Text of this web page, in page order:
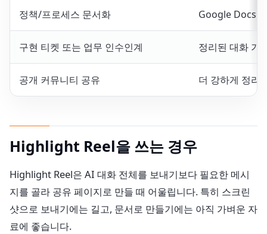
정책/프로세스 문서화 Google Docs /
구현 티켓 또는 업무 인수인계 정리된 대화 기
공개 커뮤니티 공유 더 강하게 정리
Highlight Reel을 쓰는 경우
Highlight Reel은 AI 대화 전체를 보내기보다 필요한 메시
지를 골라 공유 페이지로 만들 때 어울립니다. 특히 스크린
샷으로 보내기에는 길고, 문서로 만들기에는 아직 가벼운 자
료에 좋습니다.